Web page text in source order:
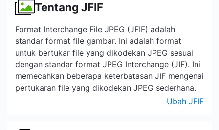
Tentang JFIF
Format Interchange File JPEG (JFIF) adalah
standar format file gambar. Ini adalah format
untuk bertukar file yang dikodekan JPEG sesuai
dengan standar format JPEG Interchange (JIF). Ini
memecahkan beberapa keterbatasan JIF mengenai
pertukaran file yang dikodekan JPEG sederhana.
Ubah JFIF